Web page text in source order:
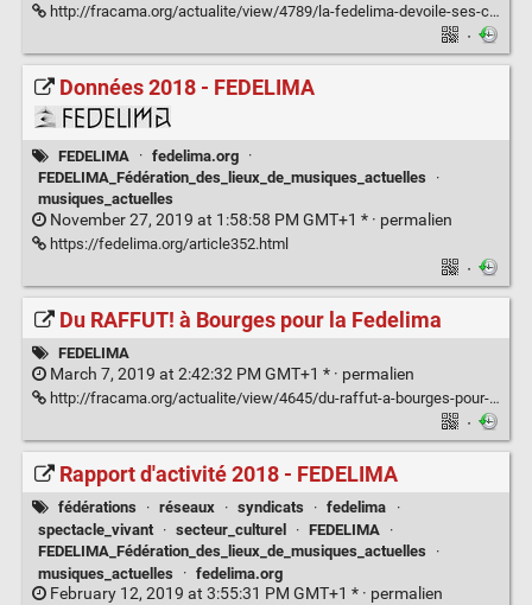
http://fracama.org/actualite/view/4789/la-fedelima-devoile-ses-chiffres-cles-2018
·
Données 2018 - FEDELIMA
FEDELIMA · fedelima.org
·
FEDELIMA_Fédération_des_lieux_de_musiques_actuelles
·
musiques_actuelles
November 27, 2019 at 1:58:58 PM GMT+1 * · permalien
https://fedelima.org/article352.html
·
Du RAFFUT! à Bourges pour la Fedelima
FEDELIMA
March 7, 2019 at 2:42:32 PM GMT+1 * · permalien
http://fracama.org/actualite/view/4645/du-raffut-a-bourges-pour-la-fedelima
·
Rapport d'activité 2018 - FEDELIMA
fédérations · réseaux · syndicats · fedelima
·
spectacle_vivant
· secteur_culturel · FEDELIMA ·
FEDELIMA_Fédération_des_lieux_de_musiques_actuelles
·
musiques_actuelles
· fedelima.org
February 12, 2019 at 3:55:31 PM GMT+1 * · permalien